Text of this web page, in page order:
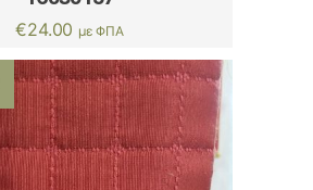
€24.00 με ΦΠΑ